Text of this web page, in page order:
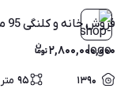
فروش خانه و کلنگی 95 متر در موزیرج
۲,۸۰۰,۰۰۰,۰۰۰
۱۳۹۰ ۹۵ متر